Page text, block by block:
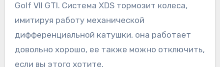
Golf VII GTI. Система XDS тормозит колеса,
имитируя работу механической
дифференциальной катушки, она работает
довольно хорошо, ее также можно отключить,
если вы этого хотите.